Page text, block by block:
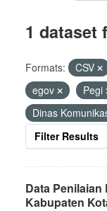
1 dataset
Formats: CSV
egov
Pegi
Dinas
Filter Results
Data
Kabupaten